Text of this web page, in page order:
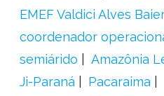
EMEF Valdici Alves
coordenador
semiárido
Amazônia
Ji-Paraná
Pacaraima